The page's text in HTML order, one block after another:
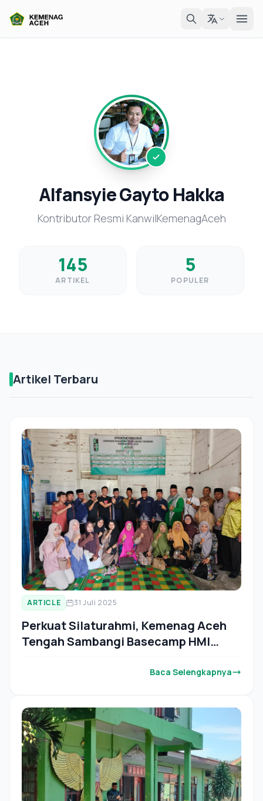
Alfansyie Gayto Hakka
Kontributor Resmi KanwilKemenagAceh
145
ARTIKEL
5
POPULER
Artikel Terbaru
ARTICLE 31 Juli 2025
Perkuat Silaturahmi, Kemenag Aceh
Tengah Sambangi Basecamp HMI
Baca Selengkapnya